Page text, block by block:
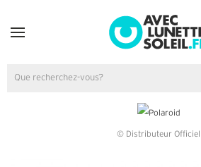
© Distributeur Officiel